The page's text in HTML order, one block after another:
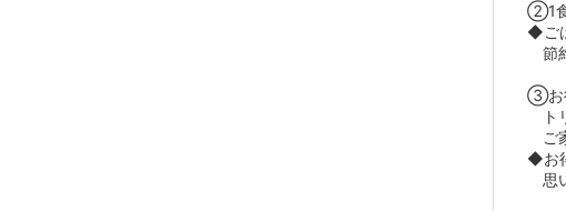
②1食
◆ご
節
③お
ト
ご
◆お
思